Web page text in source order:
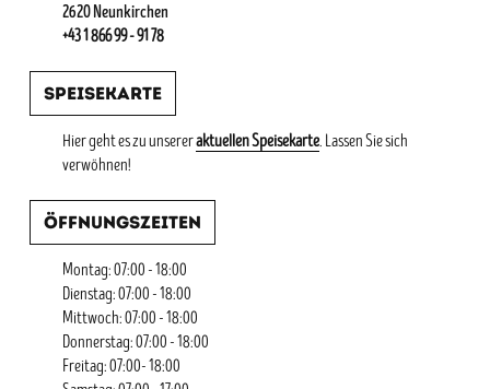
2620 Neunkirchen
+43 1 866 99 - 91 78
Speisekarte
Hier geht es zu unsereraktuellen Speisekarte. Lassen Sie sich
verwöhnen!
Öffnungszeiten
Montag: 07:00 - 18:00
Dienstag: 07:00 - 18:00
Mittwoch: 07:00 - 18:00
Donnerstag: 07:00 - 18:00
Freitag: 07:00- 18:00